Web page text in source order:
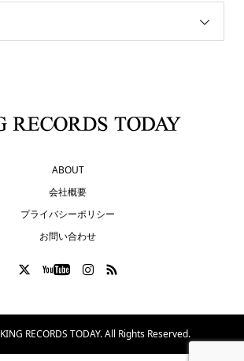
ABOUT
会社概要
プライバシーポリシー
お問い合わせ
KING RECORDS TODAY. All Rights Reserved.